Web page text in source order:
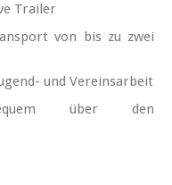
Trailer
von bis zu zwei
und Vereinsarbeit
bequem über den